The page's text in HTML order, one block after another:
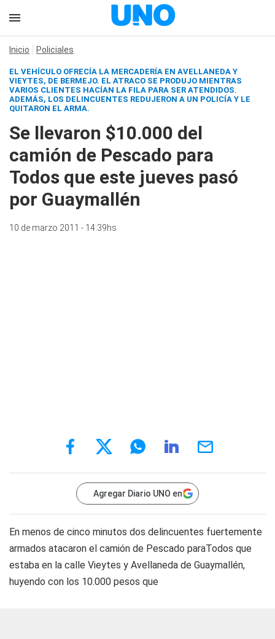
Inicio Policiales
EL VEHÍCULO OFRECÍA LA MERCADERÍA EN AVELLANEDA Y
VIEYTES, DE BERMEJO. EL ATRACO SE PRODUJO MIENTRAS
VARIOS CLIENTES HACÍAN LA FILA PARA SER ATENDIDOS.
ADEMÁS, LOS DELINCUENTES REDUJERON A UN POLICÍA Y LE
QUITARON EL ARMA.
Se llevaron $10.000 del
camión de Pescado para
Todos que este jueves pasó
por Guaymallén
10 de marzo 2011 - 14:39hs
Agregar Diario UNO en
En menos de cinco minutos dos delincuentes fuertemente
armados atacaron el camión de Pescado paraTodos que
estaba en la calle Vieytes y Avellaneda de Guaymallén,
huyendo con los 10.000 pesos que